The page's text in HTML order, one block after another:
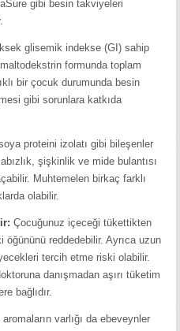
gibi besin takviyeleri
glisemik indekse (GI) sahip
formunda toplam
bir çocuk durumunda besin
gibi sorunlara katkıda
proteini izolatı gibi bileşenler
şişkinlik ve mide bulantısı
Muhtemelen birkaç farklı
olabilir.
Çocuğunuz içeceği tükettikten
reddedebilir. Ayrıca uzun
tercih etme riski olabilir.
danışmadan aşırı tüketim
bağlıdır.
varlığı da ebeveynler